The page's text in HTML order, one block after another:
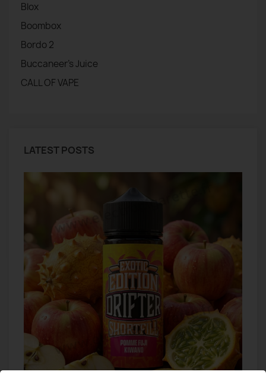
Blox
Boombox
Bordo 2
Buccaneer's Juice
CALL OF VAPE
LATEST POSTS